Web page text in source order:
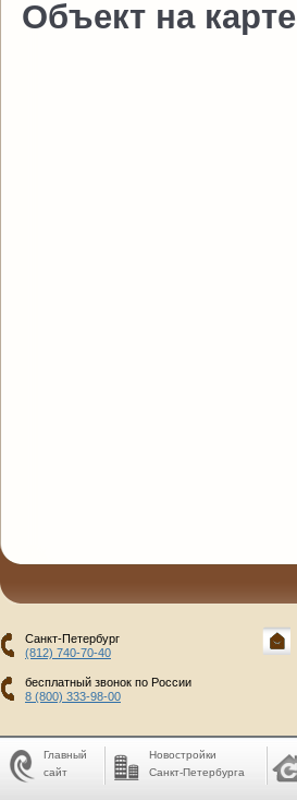
Объект на карте
Санкт-Петербург
(812) 740-70-40
бесплатный звонок по России
8 (800) 333-98-00
Главный
сайт
Новостройки
Санкт-Петербурга